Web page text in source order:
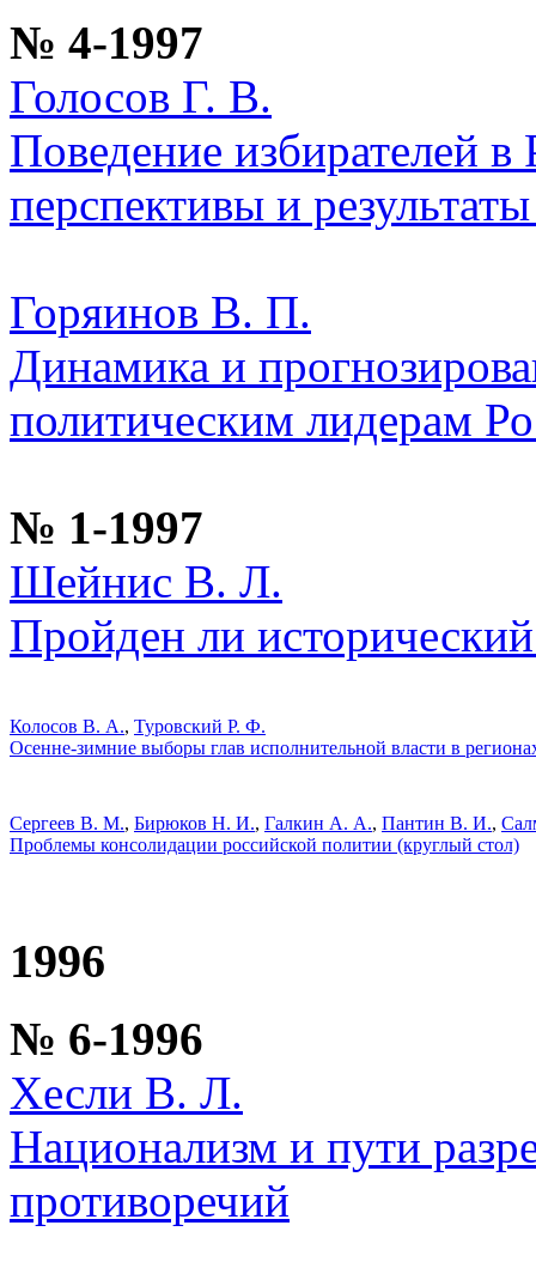
№ 4-1997
Голосов Г. В.
Поведение избирателей в
перспективы и
Горяинов В. П.
Динамика и
политическим лидерам
№ 1-1997
Шейнис В. Л.
Пройден ли
Колосов В. А., Туровский Р. Ф.
Осенне-зимние выборы глав исполнительной власти в
Сергеев В. М., Бирюков Н. И., Галкин А. А., Пантин В. И.,
Проблемы консолидации российской политии (круглый стол)
1996
№ 6-1996
Хесли В. Л.
Национализм и пути
противоречий